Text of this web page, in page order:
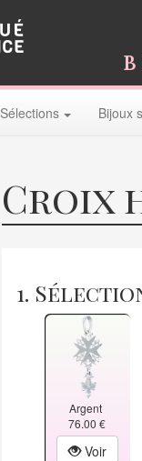
Sélections Bijoux
Croix
1.
Argent
76.00 €
Voir